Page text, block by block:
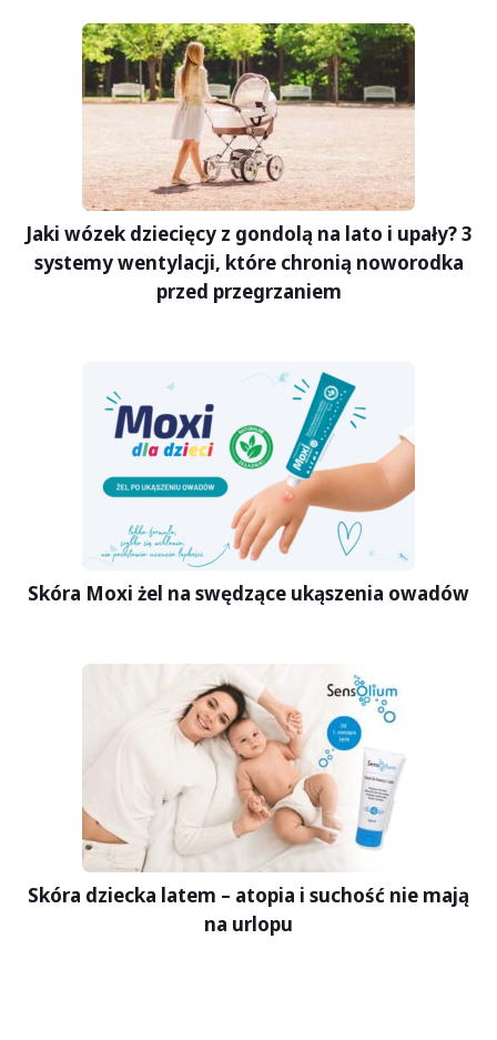
Jaki wózek dziecięcy z gondolą na lato i upały? 3
systemy wentylacji, które chronią noworodka
przed przegrzaniem
Skóra Moxi żel na swędzące ukąszenia owadów
Skóra dziecka latem – atopia i suchość nie mają
na urlopu